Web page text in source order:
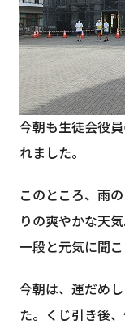
今朝も生徒会役
れました。
このところ、雨
りの爽やかな天
一段と元気に聞こ
今朝は、運だめ
た。くじ引き後